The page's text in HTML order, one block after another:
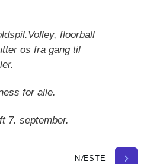
floorball
os fra gang til
for alle.
7. september.
NÆSTE